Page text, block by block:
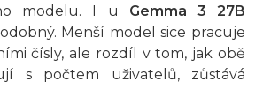
modelu. I u Gemma 3 27B
Menší model sice pracuje
čísly, ale rozdíl v tom, jak obě
s počtem uživatelů, zůstává